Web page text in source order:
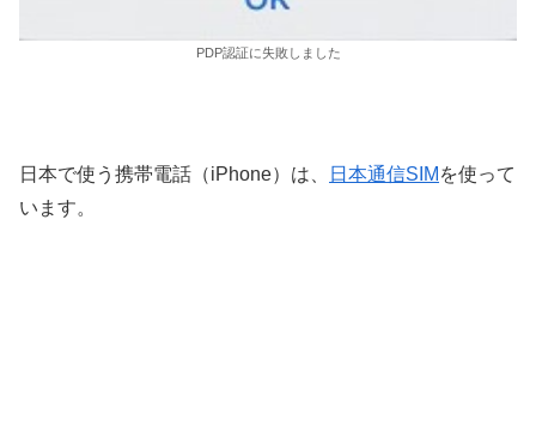
PDP認証に失敗しました
日本で使う携帯電話（iPhone）は、 日本通信SIM を使って
います。